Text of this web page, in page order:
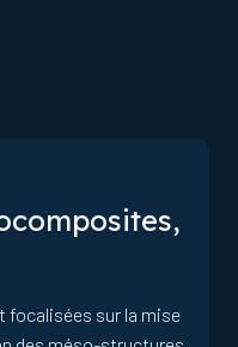
focalisées sur la mise